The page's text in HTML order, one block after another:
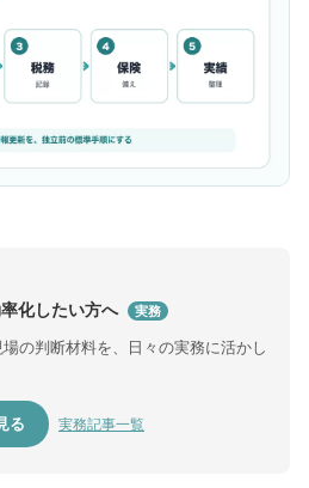
化したい方へ 実務
の判断材料を、日々の実務に活かし
る 実務記事一覧